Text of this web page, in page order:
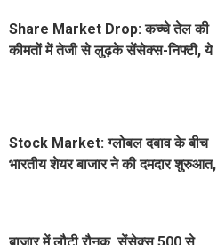
Share Market Drop: कच्चे तेल की
कीमतों में तेजी से लुढ़के सेंसेक्स-निफ्टी, ये
Stock Market: ग्लोबल दबाव के बीच
भारतीय शेयर बाजार ने की दमदार शुरुआत,